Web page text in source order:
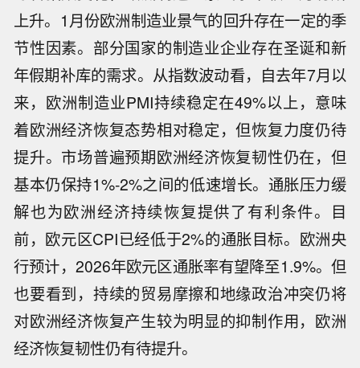
上升。1月份欧洲制造业景气的回升存在一定的季
节性因素。部分国家的制造业企业存在圣诞和新
年假期补库的需求。从指数波动看，自去年7月以
来，欧洲制造业PMI持续稳定在49%以上，意味
着欧洲经济恢复态势相对稳定，但恢复力度仍待
提升。市场普遍预期欧洲经济恢复韧性仍在，但
基本仍保持1%-2%之间的低速增长。通胀压力缓
解也为欧洲经济持续恢复提供了有利条件。目
前，欧元区CPI已经低于2%的通胀目标。欧洲央
行预计，2026年欧元区通胀率有望降至1.9%。但
也要看到，持续的贸易摩擦和地缘政治冲突仍将
对欧洲经济恢复产生较为明显的抑制作用，欧洲
经济恢复韧性仍有待提升。